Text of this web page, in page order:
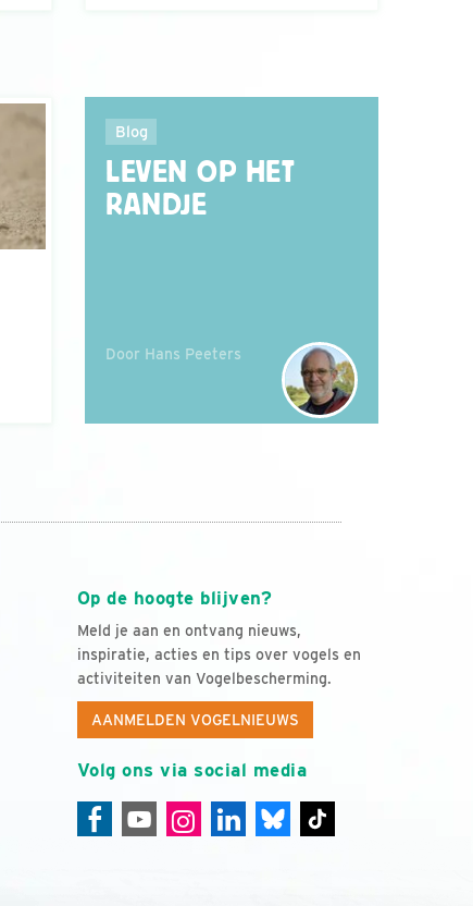
Blog
LEVEN OP HET
RANDJE
Door Hans Peeters
Op de hoogte blijven?
Meld je aan en ontvang nieuws,
inspiratie, acties en tips over vogels en
activiteiten van Vogelbescherming.
AANMELDEN VOGELNIEUWS
Volg ons via social media